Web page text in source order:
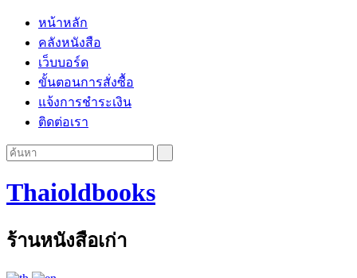
หน้าหลัก
คลังหนังสือ
เว็บบอร์ด
ขั้นตอนการสั่งซื้อ
แจ้งการชำระเงิน
ติดต่อเรา
Thaioldbooks
ร้านหนังสือเก่า